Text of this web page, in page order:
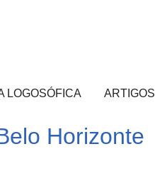
LOGOSÓFICA ARTIGOS
Horizonte